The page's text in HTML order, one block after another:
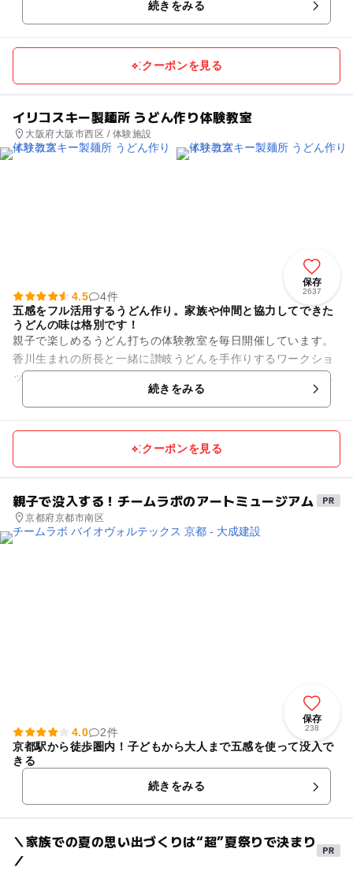
続きをみる
クーポンを見る
イリコスキー製麺所 うどん作り体験教室
大阪府大阪市西区 / 体験施設
保存
2637
4.5
4件
五感をフル活用するうどん作り。家族や仲間と協力してできた
うどんの味は格別です！
親子で楽しめるうどん打ちの体験教室を毎日開催しています。
香川生まれの所長と一緒に讃岐うどんを手作りするワークショ
ップ。小麦粉と塩と水、３つの素材を混ぜて、踏んで、延ばし
て、切って。ぜひ親子一...続きをみる
クーポンを見る
親子で没入する！チームラボのアートミュージアム
京都府京都市南区
保存
238
4.0
2件
京都駅から徒歩圏内！子どもから大人まで五感を使って没入で
きる
続きをみる
＼家族での夏の思い出づくりは“超”夏祭りで決まり
／